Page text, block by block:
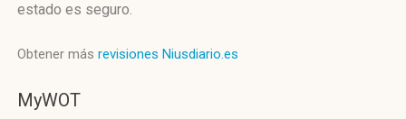
estado es seguro.
Obtener más revisiones Niusdiario.es
MyWOT